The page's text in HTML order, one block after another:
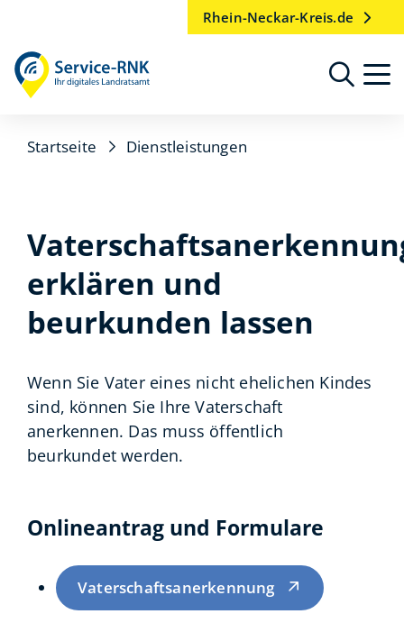
Rhein-Neckar-Kreis.de
Startseite Dienstleistungen
erklären und
beurkunden lassen
Wenn Sie Vater eines nicht ehelichen Kindes
sind, können Sie Ihre Vaterschaft
anerkennen. Das muss öffentlich
beurkundet werden.
Onlineantrag und Formulare
Vaterschaftsanerkennung